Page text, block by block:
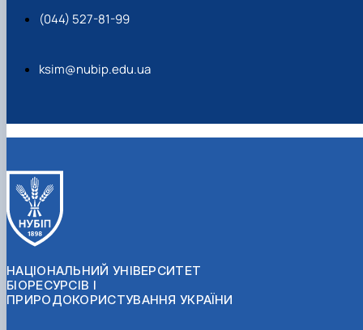
(044) 527-81-99
ksim@nubip.edu.ua
НАЦІОНАЛЬНИЙ УНІВЕРСИТЕТ
БІОРЕСУРСІВ І
ПРИРОДОКОРИСТУВАННЯ УКРАЇНИ